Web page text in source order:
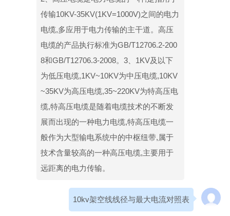
传输10KV-35KV(1KV=1000V)之间的电力
电缆,多应用于电力传输的主干道。高压
电缆的产品执行标准为GB/T12706.2-200
8和GB/T12706.3-2008。3、1KV及以下
为低压电缆,1KV~10KV为中压电缆,10KV
~35KV为高压电缆,35~220KV为特高压电
缆,特高压电缆是随着电缆技术的不断发
展而出现的一种电力电缆,特高压电缆一
般作为大型输电系统中的中枢纽带,属于
技术含量较高的一种高压电缆,主要用于
远距离的电力传输。
10kv架空线线径与最大电流对照表